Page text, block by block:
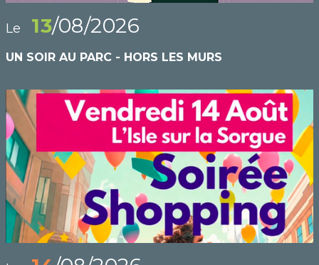
Le 13/08/2026
UN SOIR AU PARC - HORS LES MURS